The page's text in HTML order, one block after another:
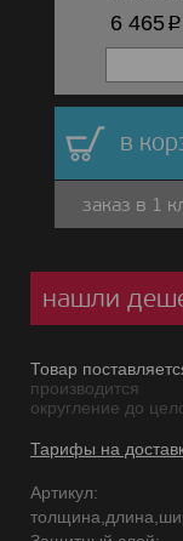
6 465p
в
заказ в 1
нашли
Товар
производится
округление до
Тарифы на
Артикул: